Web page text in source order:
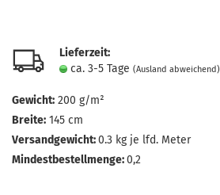
Lieferzeit:
ca. 3-5 Tage (Ausland abweichend)
Gewicht: 200 g/m²
Breite: 145 cm
Versandgewicht:0.3 kg je lfd. Meter
Mindestbestellmenge:0,2